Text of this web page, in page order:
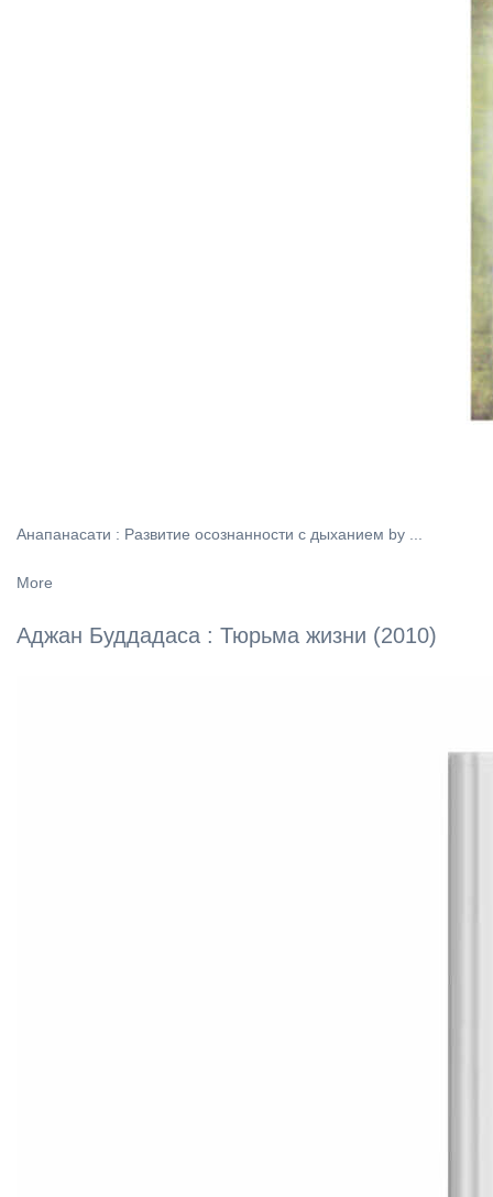
Анапанасати : Развитие осознанности с дыханием by ...
More
Аджан Буддадаса : Тюрьма жизни (2010)